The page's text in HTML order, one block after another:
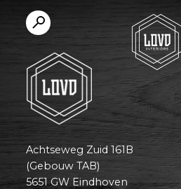
VACATURES
Achtseweg Zuid 161B
(Gebouw TAB)
5651 GW Eindhoven